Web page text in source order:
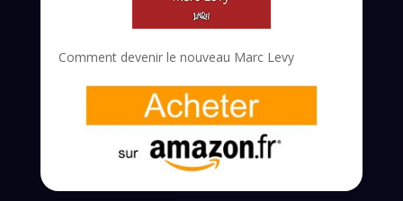
Comment devenir le nouveau Marc Levy